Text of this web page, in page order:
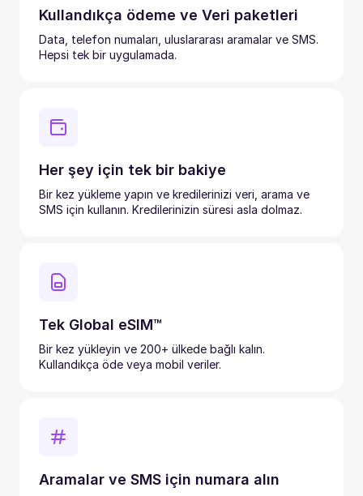
Kullandıkça ödeme ve Veri paketleri
Data, telefon numaları, uluslararası aramalar ve SMS.
Hepsi tek bir uygulamada.
Her şey için tek bir bakiye
Bir kez yükleme yapın ve kredilerinizi veri, arama ve
SMS için kullanın. Kredilerinizin süresi asla dolmaz.
Tek Global eSIM™
Bir kez yükleyin ve 200+ ülkede bağlı kalın.
Kullandıkça öde veya mobil veriler.
Aramalar ve SMS için numara alın